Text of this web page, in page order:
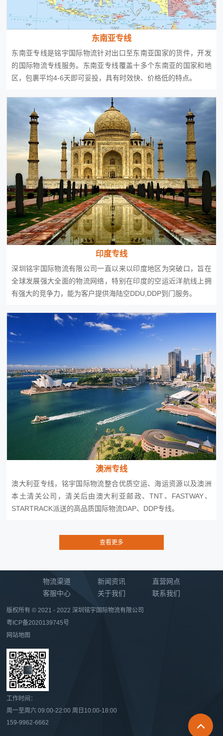
东南亚专线
东南亚专线是铭宇国际物流针对出口至东南亚国家的货件，开发
的国际物流专线服务。东南亚专线覆盖十多个东南亚的国家和地
区，包裹平均4-6天即可妥投，具有时效快、价格低的特点。
印度专线
深圳铭宇国际物流有限公司一直以来以印度地区为突破口，旨在
全球发展强大全面的物流网络，特别在印度的空运近洋航线上拥
有强大的竞争力，能为客户提供海陆空DDU,DDP到门服务。
澳洲专线
澳大利亚专线，铭宇国际物流整合优质空运、海运资源以及澳洲
本土清关公司，清关后由澳大利亚邮政、TNT、FASTWAY、
STARTRACK派送的高品质国际物流DAP、DDP专线。
物流渠道 新闻资讯
直营网点
客服中心
关于我们 联系我们
版权所有 © 2021 - 2022 深圳铭宇国际物流有限公司
粤ICP备2020139745号
网站地图
工作时间：
周一至周六 09:00-22:00 周日10:00-18:00
159-9962-6662